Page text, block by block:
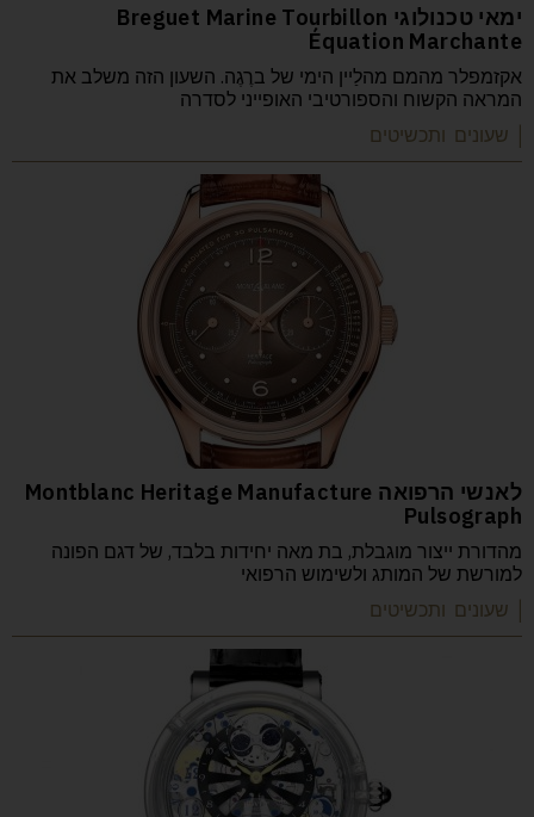
ימאי טכנולוגי Breguet Marine Tourbillon
Équation Marchante
אקזמפלר מהמם מהלַיין הימי של ברֶגֶה. השעון הזה משלב את
המראה הקשוח והספורטיבי האופייני לסדרה
| שעונים ותכשיטים
לאנשי הרפואה Montblanc Heritage Manufacture
Pulsograph
מהדורת ייצור מוגבלת, בת מאה יחידות בלבד, של דגם הפונה
למורשת של המותג ולשימוש הרפואי
| שעונים ותכשיטים